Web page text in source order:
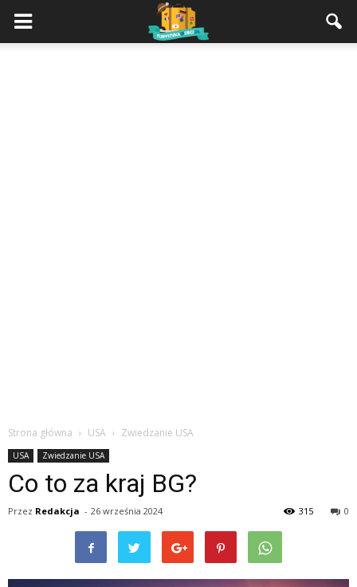
Strona główna USA Zwiedzanie USA
USA Zwiedzanie USA
Co to za kraj BG?
Przez Redakcja - 26 września 2024 0
315